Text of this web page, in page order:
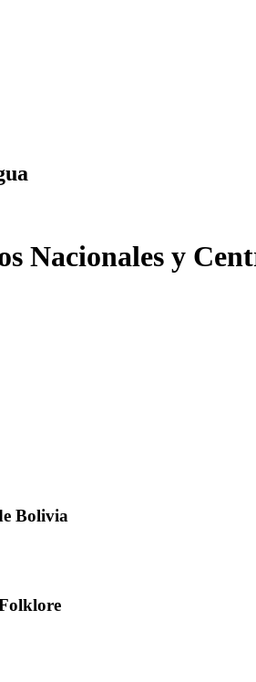
Nacionales y
Bolivia